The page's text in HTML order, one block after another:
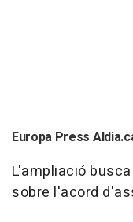
Europa Press
L'ampliació
sobre l'acord